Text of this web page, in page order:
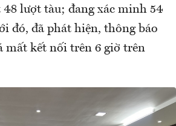
48 lượt tàu; đang xác minh 54
đó, đã phát hiện, thông báo
mất kết nối trên 6 giờ trên